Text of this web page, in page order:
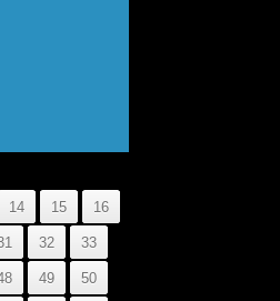
14 15 16
32 33
49 50